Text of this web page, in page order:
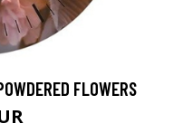
FLOWERS